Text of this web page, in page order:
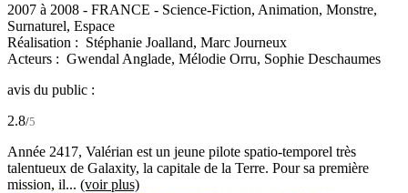
2007 à 2008 - FRANCE - Science-Fiction, Animation, Monstre,
Surnaturel, Espace
Réalisation : Stéphanie Joalland, Marc Journeux
Acteurs : Gwendal Anglade, Mélodie Orru, Sophie Deschaumes
avis du public :
2.8/5
Année 2417, Valérian est un jeune pilote spatio-temporel très
talentueux de Galaxity, la capitale de la Terre. Pour sa première
mission, il... (voir plus)